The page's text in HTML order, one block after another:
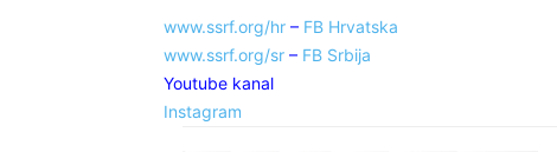
www.ssrf.org/hr – FB Hrvatska
www.ssrf.org/sr – FB Srbija
Youtube kanal
Instagram